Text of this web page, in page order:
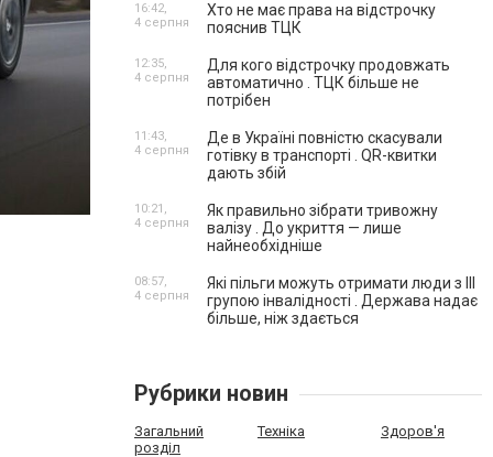
Хто не має права на відстрочку
пояснив ТЦК
16:42,
4 серпня
Для кого відстрочку продовжать
автоматично . ТЦК більше не
потрібен
12:35,
4 серпня
Де в Україні повністю скасували
готівку в транспорті . QR-квитки
дають збій
11:43,
4 серпня
Як правильно зібрати тривожну
валізу . До укриття — лише
найнеобхідніше
10:21,
4 серпня
Які пільги можуть отримати люди з III
групою інвалідності . Держава надає
більше, ніж здається
08:57,
4 серпня
Рубрики новин
Загальний
розділ
Техніка Здоров'я